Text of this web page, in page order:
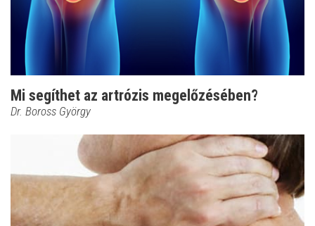
Mi segíthet az artrózis megelőzésében?
Dr. Boross György